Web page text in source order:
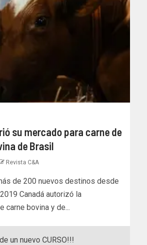
su mercado para carne de
de Brasil
Revista C&A
de 200 nuevos destinos desde
Canadá autorizó la
carne bovina y de...
un nuevo CURSO!!!